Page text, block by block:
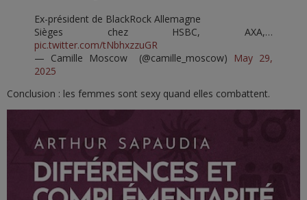
Ex-président de BlackRock Allemagne
Sièges chez HSBC, AXA,…
pic.twitter.com/tNbhxzzuGR
— Camille Moscow (@camille_moscow) May 29,
2025
Conclusion : les femmes sont sexy quand elles combattent.